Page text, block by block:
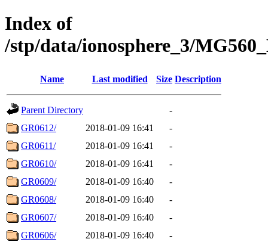
Index of
/stp/data/ionosphere_3/
Name Last modified Size Description
Parent Directory
-
GR0612/
2018-01-09 16:41
-
GR0611/
2018-01-09 16:41
-
GR0610/
2018-01-09 16:41
-
GR0609/
2018-01-09 16:40
-
GR0608/
2018-01-09 16:40
-
GR0607/
2018-01-09 16:40
-
GR0606/
2018-01-09 16:40
-